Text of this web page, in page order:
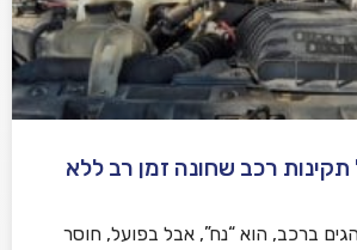
רכב שחונה זמן רב ללא
ברכב, הוא “נח”, אבל בפועל, חוסר